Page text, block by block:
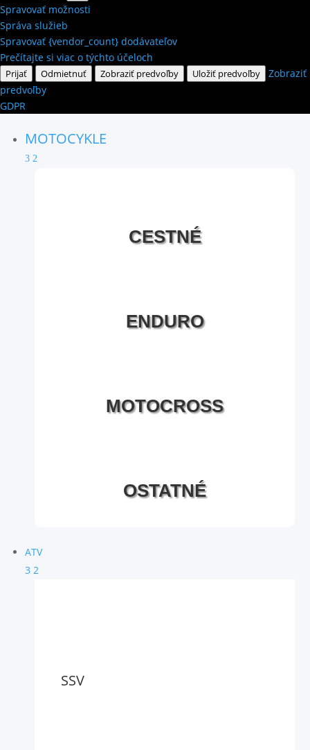
Spravovať možnosti
Správa služieb
Spravovať {vendor_count} dodávateľov
Prečítajte si viac o týchto účeloch
Prijať Odmietnuť Zobraziť predvoľby Uložiť predvoľby
Zobraziť
predvoľby
GDPR
MOTOCYKLE
3 2
CESTNÉ
ENDURO
MOTOCROSS
OSTATNÉ
ATV
3 2
SSV